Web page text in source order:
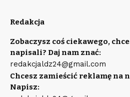
Redakcja
Zobaczysz coś ciekawego,
napisali? Daj nam znać:
redakcjaldz24@gmail.com
Chcesz zamieścić reklamę na
Napisz: